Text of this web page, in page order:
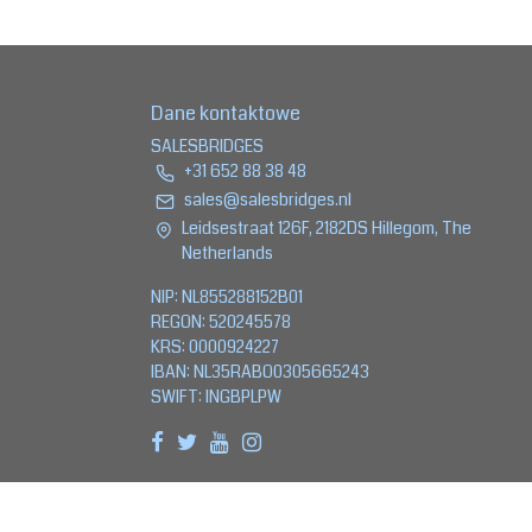
Dane kontaktowe
SALESBRIDGES
+31 652 88 38 48
sales@salesbridges.nl
Leidsestraat 126F, 2182DS Hillegom, The
Netherlands
NIP: NL855288152B01
REGON: 520245578
KRS: 0000924227
IBAN: NL35RABO0305665243
SWIFT: INGBPLPW